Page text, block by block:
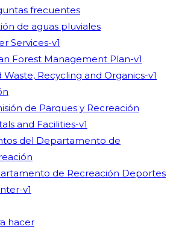
frecuentes
de aguas pluviales
Services-v1
Forest Management Plan-v1
Waste, Recycling and Organics-v1
de Parques y Recreación
and Facilities-v1
del Departamento de
de Recreación Deportes
v1
hacer